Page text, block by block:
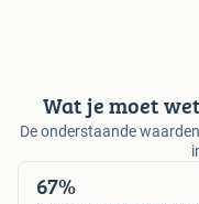
Wat je moet
De onderstaande
67%